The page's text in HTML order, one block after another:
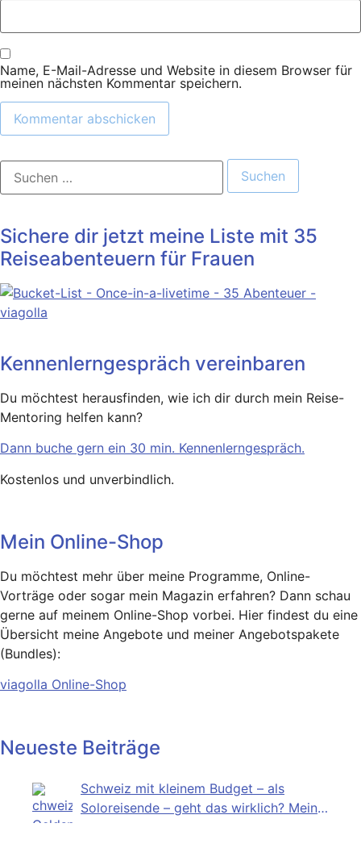
Name, E-Mail-Adresse und Website in diesem Browser für
meinen nächsten Kommentar speichern.
Suchen
nach:
Sichere dir jetzt meine Liste mit 35
Reiseabenteuern für Frauen
Kennenlerngespräch vereinbaren
Du möchtest herausfinden, wie ich dir durch mein Reise-
Mentoring helfen kann?
Dann buche gern ein 30 min. Kennenlerngespräch.
Kostenlos und unverbindlich.
Mein Online-Shop
Du möchtest mehr über meine Programme, Online-
Vorträge oder sogar mein Magazin erfahren? Dann schau
gerne auf meinem Online-Shop vorbei. Hier findest du eine
Übersicht meine Angebote und meiner Angebotspakete
(Bundles):
viagolla Online-Shop
Neueste Beiträge
Schweiz mit kleinem Budget – als
Soloreisende – geht das wirklich? Mein